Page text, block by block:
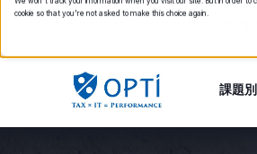
cookie so that you're not asked to make this choice again.
課題別